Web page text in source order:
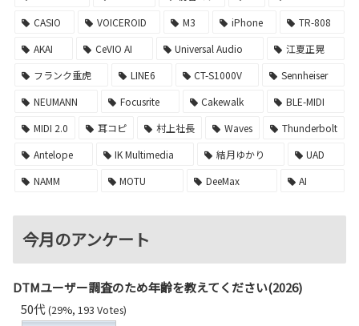
CASIO
VOICEROID M3 iPhone
TR-808
AKAI
CeVIO AI Universal Audio
江夏正晃
フランク重虎
LINE6 CT-S1000V
Sennheiser
NEUMANN
Focusrite Cakewalk
BLE-MIDI
MIDI 2.0
耳コピ 村上社長 Waves
Thunderbolt
Antelope
IK Multimedia 結月ゆかり
UAD
NAMM
MOTU DeeMax AI
今月のアンケート
DTMユーザー調査のため年齢を教えてください(2026)
50代(29%, 193 Votes)